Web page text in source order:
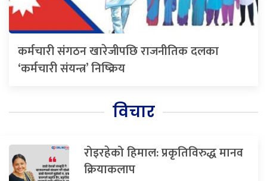
कर्मचारी संगठन खारेजीपछि राजनीतिक दलका
‘कर्मचारी संयन्त्र’ निष्क्रिय
विचार
रोइरहेको हिमाल: प्रकृतिविरुद्ध मानव
क्रियाकलाप